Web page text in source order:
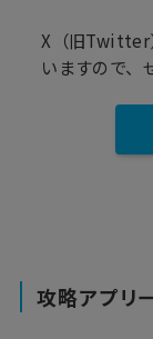
X（旧Twitter
いますので、
攻略アプリ